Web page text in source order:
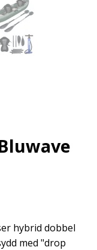
hybrid dobbel
med "drop